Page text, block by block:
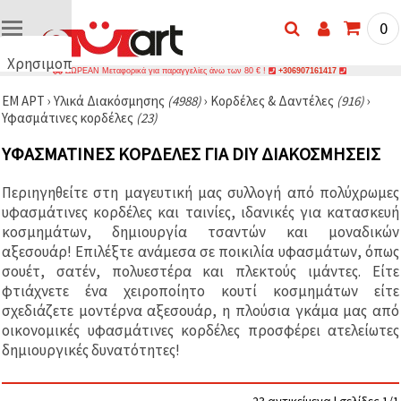
Χρησιμοποιούμε
🍪
Χρησιμοποιούμε
παρόμοιες
τεχνολογίες
διασφαλίσουμε
τη σωστή
λειτουργία
του
ιστότοπου,
να
βελτιώσουμε
την
εμπειρία
σας και, με
τη
συγκατάθεσή
αναλύουμε
0
ΔΩΡΕΑΝ Μεταφορικά για παραγγελίες άνω των 80 € ! +306907161417
ΕΜ ΑΡΤ › Υλικά Διακόσμησης (4988)› Κορδέλες & Δαντέλες (916)›
Υφασμάτινες κορδέλες (23)
ΥΦΑΣΜΆΤΙΝΕΣ ΚΟΡΔΈΛΕΣ ΓΙΑ DIY ΔΙΑΚΟΣΜΉΣΕΙΣ
Περιηγηθείτε στη μαγευτική μας συλλογή από πολύχρωμες
υφασμάτινες κορδέλες και ταινίες, ιδανικές για κατασκευή
κοσμημάτων, δημιουργία τσαντών και μοναδικών
αξεσουάρ! Επιλέξτε ανάμεσα σε ποικιλία υφασμάτων, όπως
σουέτ, σατέν, πολυεστέρα και πλεκτούς ιμάντες. Είτε
φτιάχνετε ένα χειροποίητο κουτί κοσμημάτων είτε
σχεδιάζετε μοντέρνα αξεσουάρ, η πλούσια γκάμα μας από
οικονομικές υφασμάτινες κορδέλες προσφέρει ατελείωτες
δημιουργικές δυνατότητες!